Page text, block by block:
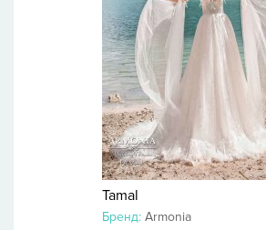
Tamal
Бренд: Armonia